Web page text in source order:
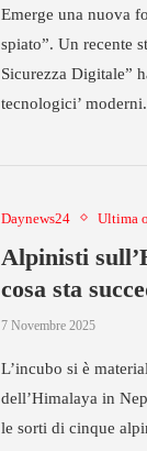
Emerge una nuova
spiato”. Un recente
Sicurezza Digitale”
tecnologici’
Daynews24 Ultima
Alpinisti
cosa sta
7 Novembre 2025
L’incubo si è
dell’Himalaya in
le sorti di cinque